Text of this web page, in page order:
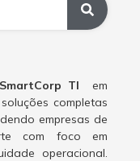
SmartCorp TI em
completas
empresas de
com foco em
operacional.